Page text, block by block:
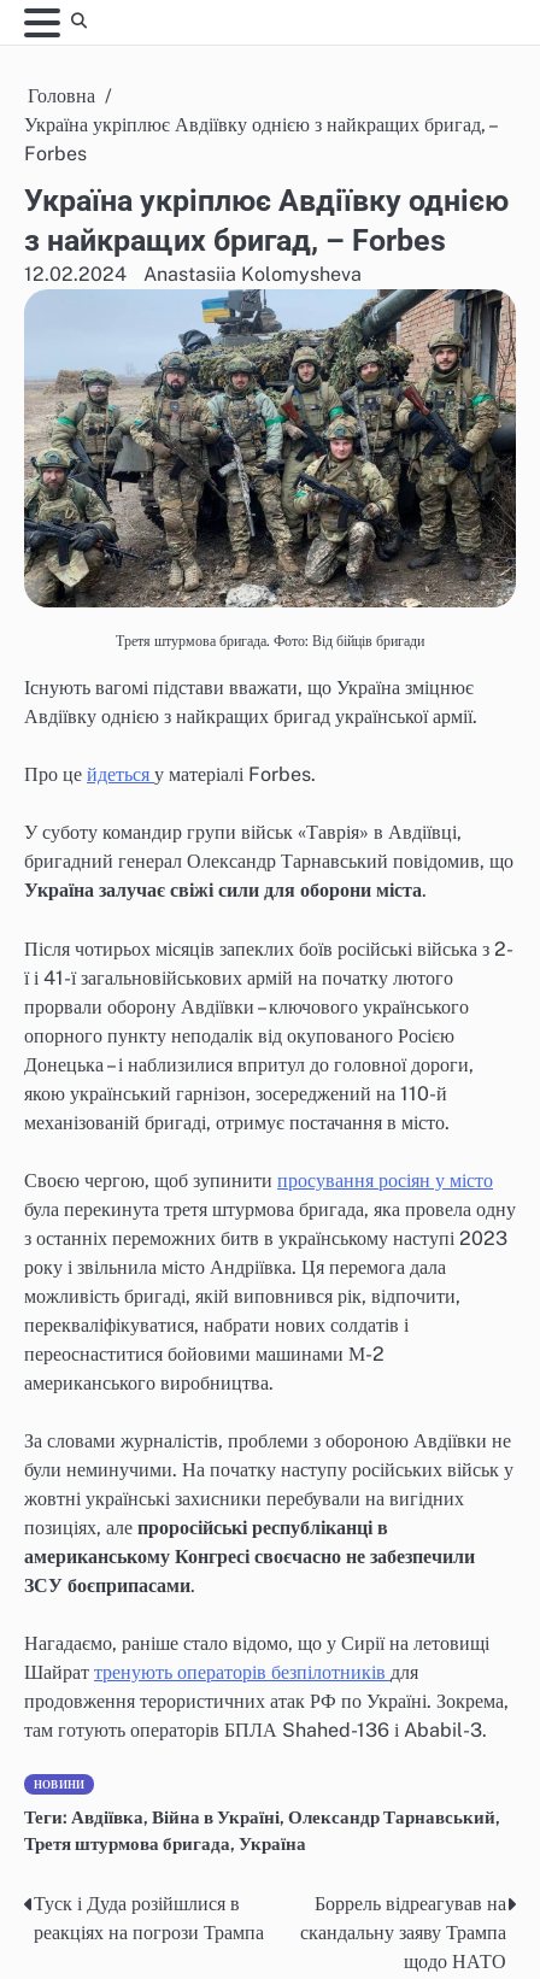
Skip
to
Головна
Україна укріплює Авдіївку однією з найкращих бригад, –
Forbes
Україна укріплює Авдіївку однією
з найкращих бригад, – Forbes
12.02.2024 Anastasiia Kolomysheva
Третя штурмова бригада. Фото: Від бійців бригади
Існують вагомі підстави вважати, що Україна зміцнює
Авдіївку однією з найкращих бригад української армії.
Про це йдеться у матеріалі Forbes.
У суботу командир групи військ «Таврія» в Авдіївці,
бригадний генерал Олександр Тарнавський повідомив, що
Україна залучає свіжі сили для оборони міста.
Після чотирьох місяців запеклих боїв російські війська з 2-
ї і 41-ї загальновійськових армій на початку лютого
прорвали оборону Авдіївки – ключового українського
опорного пункту неподалік від окупованого Росією
Донецька – і наблизилися впритул до головної дороги,
якою український гарнізон, зосереджений на 110-й
механізованій бригаді, отримує постачання в місто.
Своєю чергою, щоб зупинити просування росіян у місто
була перекинута третя штурмова бригада, яка провела одну
з останніх переможних битв в українському наступі 2023
року і звільнила місто Андріївка. Ця перемога дала
можливість бригаді, якій виповнився рік, відпочити,
перекваліфікуватися, набрати нових солдатів і
переоснаститися бойовими машинами М-2
американського виробництва.
За словами журналістів, проблеми з обороною Авдіївки не
були неминучими. На початку наступу російських військ у
жовтні українські захисники перебували на вигідних
позиціях, але проросійські республіканці в
американському Конгресі своєчасно не забезпечили
ЗСУ боєприпасами.
Нагадаємо, раніше стало відомо, що у Сирії на летовищі
Шайрат тренують операторів безпілотників для
продовження терористичних атак РФ по Україні. Зокрема,
там готують операторів БПЛА Shahed-136 і Ababil-3.
НОВИНИ
Теги: Авдіївка, Війна в Україні, Олександр Тарнавський,
Третя штурмова бригада, Україна
Post
navigation
Туск і Дуда розійшлися в
реакціях на погрози Трампа
Боррель відреагував на
скандальну заяву Трампа
щодо НАТО